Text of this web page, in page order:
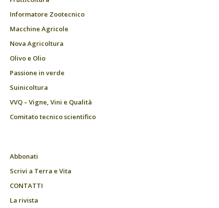
Informatore Zootecnico
Macchine Agricole
Nova Agricoltura
Olivo e Olio
Passione in verde
Suinicoltura
VVQ – Vigne, Vini e Qualità
Comitato tecnico scientifico
Abbonati
Scrivi a Terra e Vita
CONTATTI
La rivista